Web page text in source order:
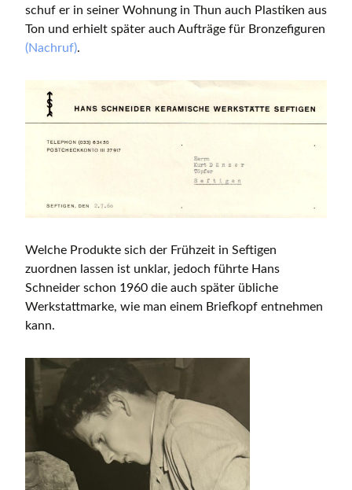
schuf er in seiner Wohnung in Thun auch Plastiken aus
Ton und erhielt später auch Aufträge für Bronzefiguren
(Nachruf).
Welche Produkte sich der Frühzeit in Seftigen
zuordnen lassen ist unklar, jedoch führte Hans
Schneider schon 1960 die auch später übliche
Werkstattmarke, wie man einem Briefkopf entnehmen
kann.